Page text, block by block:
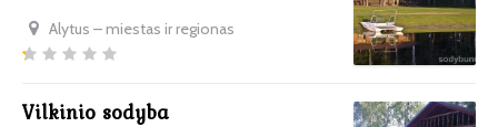
Alytus – miestas ir regionas
Vilkinio sodyba